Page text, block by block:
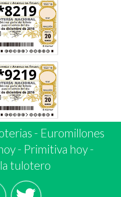
- Euromillones
- Primitiva hoy-
tulotero